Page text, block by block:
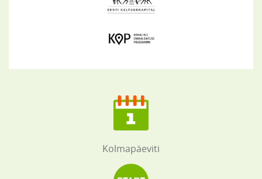
Kolmapäeviti